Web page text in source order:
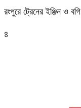
রংপুরে ট্রেনের ইঞ্জিন ও
৪